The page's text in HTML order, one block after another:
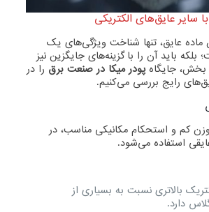
سایر عایق‌های الکتریکی
ماده عایق، تنها شناخت ویژگی‌های یک
باید آن را با گزینه‌های جایگزین نیز
بخش، جایگاهپودر میکا در صنعت برق را در
رایج بررسی می‌کنیم.
کم و استحکام مکانیکی مناسب، در
استفاده می‌شود.
بالاتری نسبت به بسیاری از
دارد.